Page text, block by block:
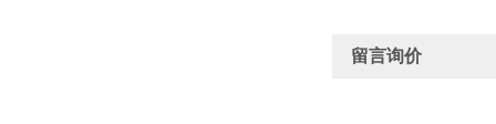
留言询价